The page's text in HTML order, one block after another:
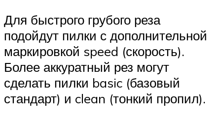
Для быстрого грубого реза
подойдут пилки с дополнительной
маркировкой speed (скорость).
Более аккуратный рез могут
сделать пилки basic (базовый
стандарт) и clean (тонкий пропил).